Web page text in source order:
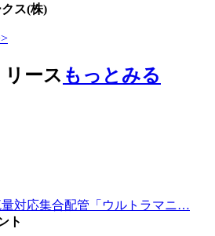
ス(株)
ース もっとみる
対応集合配管「ウルトラマニ…
ト